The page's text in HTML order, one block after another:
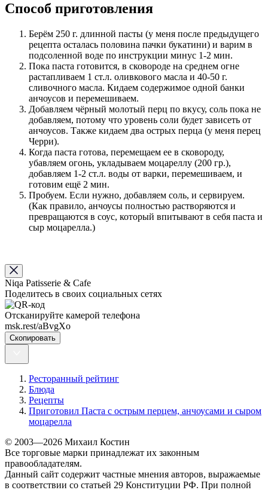
Способ приготовления
Берём 250 г. длинной пасты (у меня после предыдущего
рецепта осталась половина пачки букатини) и варим в
подсоленной воде по инструкции минус 1-2 мин.
Пока паста готовится, в сковороде на среднем огне
растапливаем 1 ст.л. оливкового масла и 40-50 г.
сливочного масла. Кидаем содержимое одной банки
анчоусов и перемешиваем.
Добавляем чёрный молотый перц по вкусу, соль пока не
добавляем, потому что уровень соли будет зависеть от
анчоусов. Также кидаем два острых перца (у меня перец
Черри).
Когда паста готова, перемещаем ее в сковороду,
убавляем огонь, укладываем моцареллу (200 гр.),
добавляем 1-2 ст.л. воды от варки, перемешиваем, и
готовим ещё 2 мин.
Пробуем. Если нужно, добавляем соль, и сервируем.
(Как правило, анчоусы полностью растворяются и
превращаются в соус, который впитывают в себя паста и
сыр моцарелла.)
Niqa Patisserie & Cafe
Поделитесь в своих социальных сетях
Отсканируйте камерой телефона
msk.rest/aBvgXo
Скопировать
Ресторанный рейтинг
Блюда
Рецепты
Приготовил Паста с острым перцем, анчоусами и сыром
моцарелла
© 2003—2026 Михаил Костин
Все торговые марки принадлежат их законным
правообладателям.
Данный сайт содержит частные мнения авторов, выражаемые
в соответствии со статьей 29 Конституции РФ. При полной